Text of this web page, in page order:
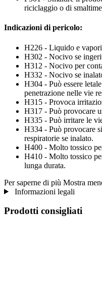
riciclaggio o di
Indicazioni di pericolo:
H226 - Liquido e
H302 - Nocivo se
H312 - Nocivo per
H332 - Nocivo se
H304 - Può essere
penetrazione nelle vie
H315 - Provoca
H317 - Può provocare
H335 - Può irritare le
H334 - Può provocare
respiratorie se inalato.
H400 - Molto tossico
H410 - Molto tossico
lunga durata.
Per saperne di più Mostra
Informazioni legali
Prodotti consigliati